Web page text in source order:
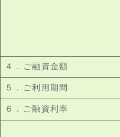
４．ご融資金額
５．ご利用期間
６．ご融資利率